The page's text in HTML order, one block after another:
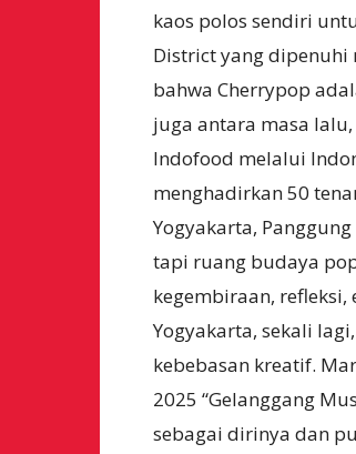
kaos polos sendiri
District yang
bahwa Cherrypop
juga antara masa
Indofood melalui
menghadirkan 50
Yogyakarta,
tapi ruang budaya
kegembiraan, refleksi,
Yogyakarta, sekali
kebebasan kreatif.
2025 “Gelanggang
sebagai dirinya dan